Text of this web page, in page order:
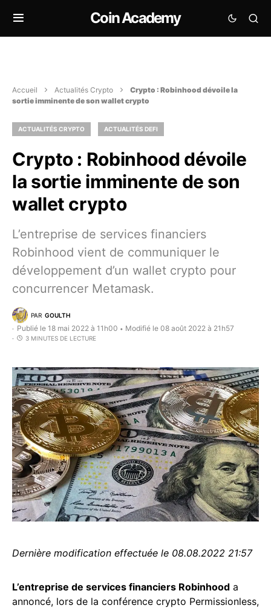
Coin Academy
Accueil Actualités Crypto
Crypto : Robinhood dévoile la
sortie imminente de son wallet crypto
ACTUALITÉS CRYPTO ACTUALITÉS DEFI
Crypto : Robinhood dévoile
la sortie imminente de son
wallet crypto
L’entreprise de services financiers
Robinhood vient de communiquer le
développement d’un wallet crypto pour
concurrencer Metamask.
PAR GOULTH
Publié le 18 mai 2022 à 11h00 • Modifié le 08 août 2022 à 21h57
3 MINUTES DE LECTURE
Dernière modification effectuée le 08.08.2022 21:57
L’entreprise de services financiers Robinhood a
annoncé, lors de la conférence crypto Permissionless,